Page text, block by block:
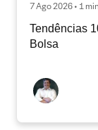
7 Ago 2026 • 1
Tendências
Bolsa